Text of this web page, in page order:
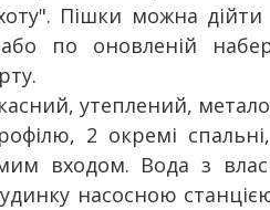
Пішки можна дійти
по оновленій
утеплений,
2 окремі
входом. Вода з
насосною